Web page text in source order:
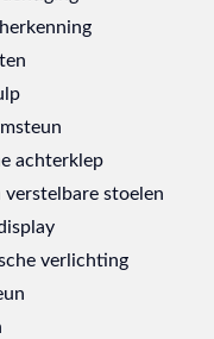
achterklep
verstelbare stoelen
verlichting